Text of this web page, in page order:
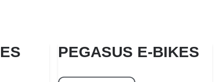
PEGASUS E-BIKES